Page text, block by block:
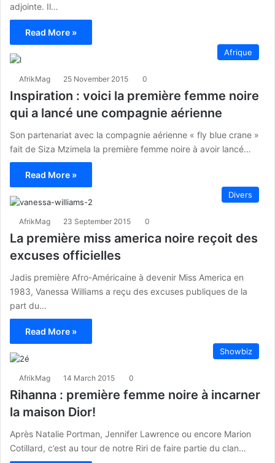
adjointe. Il…
Read More »
Afrique
AfrikMag 25 November 2015 0
Inspiration : voici la première femme noire
qui a lancé une compagnie aérienne
Son partenariat avec la compagnie aérienne « fly blue crane »
fait de Siza Mzimela la première femme noire à avoir lancé…
Read More »
Divers
AfrikMag 23 September 2015 0
La première miss america noire reçoit des
excuses officielles
Jadis première Afro-Américaine à devenir Miss America en
1983, Vanessa Williams a reçu des excuses publiques de la
part du…
Read More »
Showbiz
AfrikMag 14 March 2015 0
Rihanna : première femme noire à incarner
la maison Dior!
Après Natalie Portman, Jennifer Lawrence ou encore Marion
Cotillard, c’est au tour de notre Riri de faire partie du clan…